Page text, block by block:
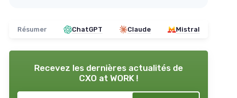
Résumer ChatGPT Claude Mistral
Recevez les dernières actualités de
CXO at WORK !